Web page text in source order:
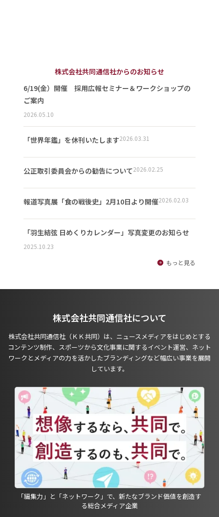
株式会社共同通信社からのお知らせ
6/19(金）開催 採用広報セミナー＆ワークショップの
ご案内
2026.05.10
「世界年鑑」を休刊いたします2026.03.31
公正取引委員会からの勧告について2026.02.25
報道写真展「食の戦後史」2月10日より開催2026.02.03
「羽生結弦 日めくりカレンダー」写真変更のお知らせ
2025.10.23
もっと見る
株式会社共同通信社について
株式会社共同通信社（ＫＫ共同）は、ニュースメディアをはじめとする
コンテンツ制作、スポーツから文化事業に関するイベント運営、ネット
ワークとメディアの力を活かしたブランディングなど幅広い事業を展開
しています。
「編集力」と「ネットワーク」で、新たなブランド価値を創造す
る総合メディア企業